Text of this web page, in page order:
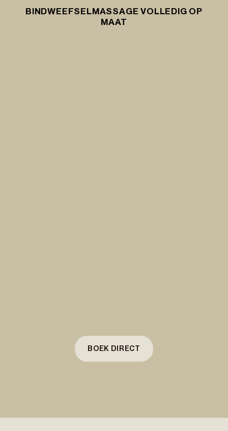
BINDWEEFSELMASSAGE VOLLEDIG OP
MAAT
BOEK DIRECT